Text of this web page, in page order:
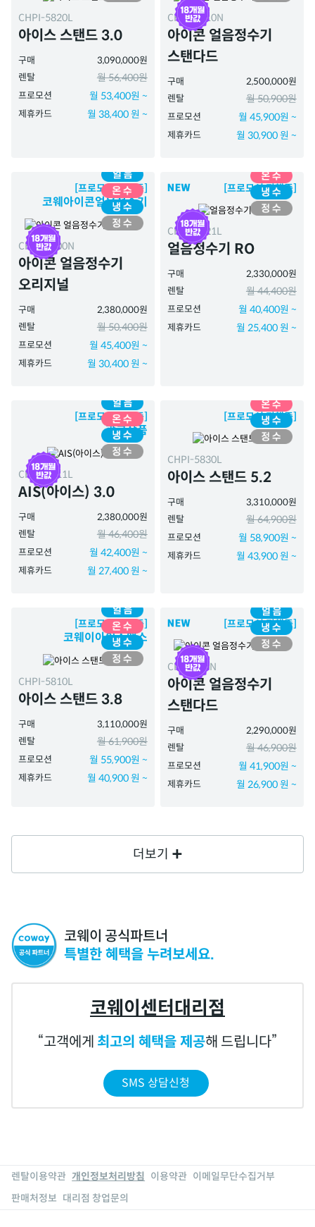
CHPI-5820L
아이스 스탠드 3.0
구매
3,090,000원
렌탈
월 56,400원
프로모션 월 53,400원 ~
제휴카드 월 38,400 원 ~
CHPI-7410N
아이콘 얼음정수기
스탠다드
구매
2,500,000원
렌탈
월 50,900원
프로모션 월 45,900원 ~
제휴카드 월 30,900 원 ~
[프로모션 진행중]
코웨아이콘얼음정수기
CHPI-7400N
아이콘 얼음정수기
오리지널
구매
2,380,000원
렌탈
월 50,400원
프로모션 월 45,400원 ~
제휴카드 월 30,400 원 ~
[프로모션 진행중]
CHPI-7521L
얼음정수기 RO
구매
2,330,000원
렌탈
월 44,400원
프로모션 월 40,400원 ~
제휴카드 월 25,400 원 ~
[프로모션 진행중]
광고상품
CHPI-7511L
AIS(아이스) 3.0
구매
2,380,000원
렌탈
월 46,400원
프로모션 월 42,400원 ~
제휴카드 월 27,400 원 ~
[프로모션 진행중]
CHPI-5830L
아이스 스탠드 5.2
구매
3,310,000원
렌탈
월 64,900원
프로모션 월 58,900원 ~
제휴카드 월 43,900 원 ~
[프로모션 진행중]
코웨이아이스맥스
CHPI-5810L
아이스 스탠드 3.8
구매
3,110,000원
렌탈
월 61,900원
프로모션 월 55,900원 ~
제휴카드 월 40,900 원 ~
[프로모션 진행중]
CPI-7410N
아이콘 얼음정수기
스탠다드
구매
2,290,000원
렌탈
월 46,900원
프로모션 월 41,900원 ~
제휴카드 월 26,900 원 ~
더보기
코웨이 공식파트너
특별한 혜택을 누려보세요.
코웨이센터대리점
고객에게 최고의 혜택을 제공해 드립니다
SMS 상담신청
렌탈이용약관 개인정보처리방침 이용약관 이메일무단수집거부
판매처정보 대리점 창업문의